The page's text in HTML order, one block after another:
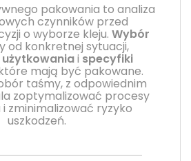
pakowania to analiza
czynników przed
o wyborze kleju. Wybór
od konkretnej sytuacji,
i specyfiki
mają być pakowane.
taśmy, z odpowiednim
zoptymalizować procesy
zminimalizować ryzyko
uszkodzeń.